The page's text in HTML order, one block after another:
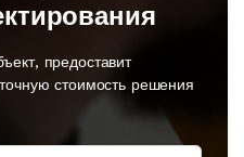
предоставит
стоимость решения